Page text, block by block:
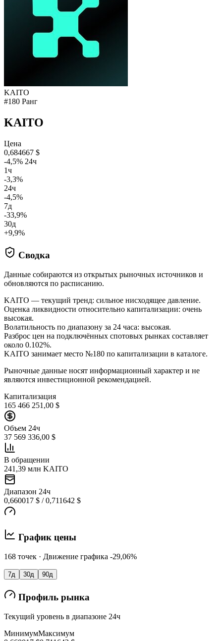
KAITO
#180 Ранг
KAITO
Цена
0,684667 $
-4,5% 24ч
1ч
-3,3%
24ч
-4,5%
7д
-33,9%
30д
+9,9%
Сводка
Данные собираются из открытых рыночных источников и
обновляются по расписанию.
KAITO — текущий тренд: сильное нисходящее давление.
Оценка ликвидности относительно капитализации: очень
высокая.
Волатильность по диапазону за 24 часа: высокая.
Разброс цен на подключённых спотовых рынках составляет
около 0.102%.
KAITO занимает место №180 по капитализации в каталоге.
Рыночные данные носят информационный характер и не
являются инвестиционной рекомендацией.
Капитализация
165 466 251,00 $
Объем 24ч
37 569 336,00 $
В обращении
241,39 млн KAITO
Диапазон 24ч
0,660017 $ / 0,711642 $
График цены
168 точек · Движение графика -29,06%
7д 30д 90д
Профиль рынка
Текущий уровень в диапазоне 24ч
МинимумМаксимум